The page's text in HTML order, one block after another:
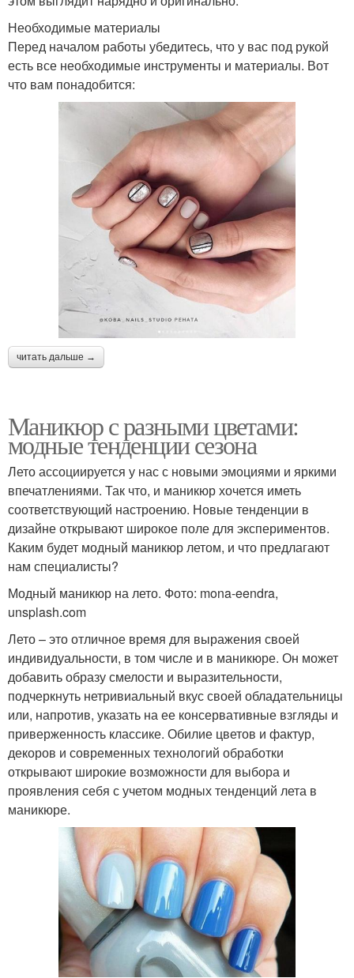
Необходимые материалы
Перед началом работы убедитесь, что у вас под рукой
есть все необходимые инструменты и материалы. Вот
что вам понадобится:
читать дальше →
Маникюр с разными цветами:
модные тенденции сезона
Лето ассоциируется у нас с новыми эмоциями и яркими
впечатлениями. Так что, и маникюр хочется иметь
соответствующий настроению. Новые тенденции в
дизайне открывают широкое поле для экспериментов.
Каким будет модный маникюр летом, и что предлагают
нам специалисты?
Модный маникюр на лето. Фото: mona-eendra,
unsplash.com
Лето – это отличное время для выражения своей
индивидуальности, в том числе и в маникюре. Он может
добавить образу смелости и выразительности,
подчеркнуть нетривиальный вкус своей обладательницы
или, напротив, указать на ее консервативные взгляды и
приверженность классике. Обилие цветов и фактур,
декоров и современных технологий обработки
открывают широкие возможности для выбора и
проявления себя с учетом модных тенденций лета в
маникюре.